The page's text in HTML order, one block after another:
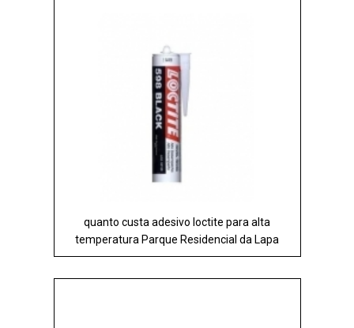
quanto custa adesivo loctite para alta
temperatura Parque Residencial da Lapa